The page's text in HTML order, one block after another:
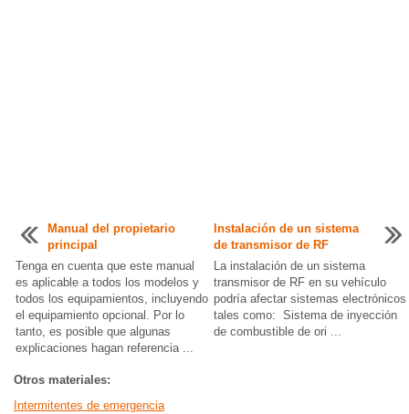
Manual del propietario
principal
Tenga en cuenta que este manual
es aplicable a todos los modelos y
todos los equipamientos, incluyendo
el equipamiento opcional. Por lo
tanto, es posible que algunas
explicaciones hagan referencia ...
Instalación de un sistema
de transmisor de RF
La instalación de un sistema
transmisor de RF en su vehículo
podría afectar sistemas electrónicos
tales como: Sistema de inyección
de combustible de ori ...
Otros materiales:
Intermitentes de emergencia